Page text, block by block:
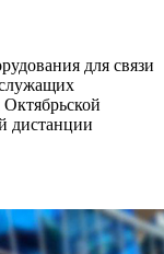
для связи
дистанции